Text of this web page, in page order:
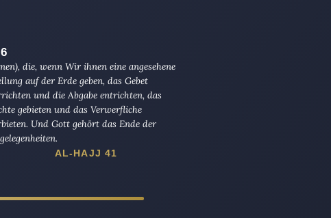
die, wenn Wir ihnen eine angesehene
auf der Erde geben, das Gebet
und die Abgabe entrichten, das
gebieten und das Verwerfliche
Und Gott gehört das Ende der
AL-HAJJ 41